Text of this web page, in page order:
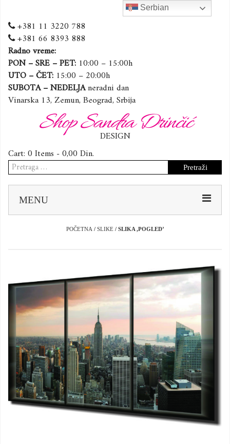
+381 11 3220 788
+381 66 8393 888
Radno vreme:
PON – SRE – PET: 10:00 – 15:00h
UTO – ČET: 15:00 – 20:00h
SUBOTA – NEDELJAneradni dan
Vinarska 13, Zemun, Beograd, Srbija
Shop Sandra Drinčić
DESIGN
Cart: 0 Items -0,00 Din.
Pretraga
za:
MENU
POČETNA / SLIKE/ SLIKA ,POGLED’
Serbian